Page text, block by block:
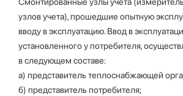
узлов учета), прошедшие опытную
вводу в эксплуатацию. Ввод в
установленного у потребителя,
в следующем составе:
а) представитель теплоснабжающей
б) представитель потребителя;